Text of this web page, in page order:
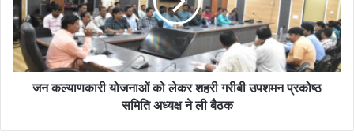
जन कल्याणकारी योजनाओं को लेकर शहरी गरीबी उपशमन प्रकोष्ठ
समिति अध्यक्ष ने ली बैठक